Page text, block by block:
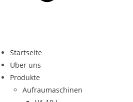
Startseite
Über uns
Produkte
Aufraumaschinen